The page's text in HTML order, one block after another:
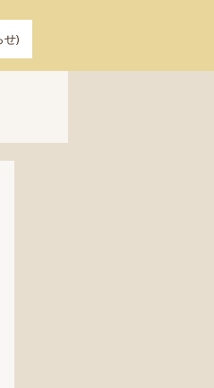
せ)